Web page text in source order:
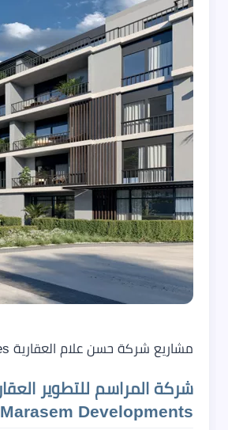
مشاريع شركة حسن علام العقارية Hassan Allam Properties
Marasem Developments